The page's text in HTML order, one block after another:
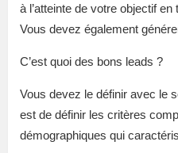
à l’atteinte de votre objectif en
Vous devez également
C’est quoi des bons leads ?
Vous devez le définir avec le
est de définir les critères
démographiques qui